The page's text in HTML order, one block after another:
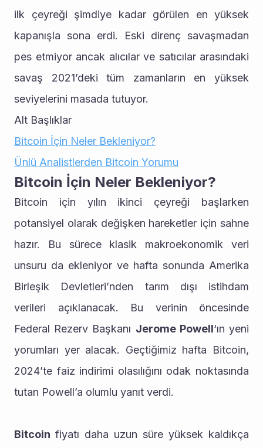
ilk çeyreği şimdiye kadar görülen en yüksek
kapanışla sona erdi. Eski direnç savaşmadan
pes etmiyor ancak alıcılar ve satıcılar arasındaki
savaş 2021’deki tüm zamanların en yüksek
seviyelerini masada tutuyor.
Alt Başlıklar
Bitcoin İçin Neler Bekleniyor?
Ünlü Analistlerden Bitcoin Yorumu
Bitcoin İçin Neler Bekleniyor?
Bitcoin için yılın ikinci çeyreği başlarken
potansiyel olarak değişken hareketler için sahne
hazır. Bu sürece klasik makroekonomik veri
unsuru da ekleniyor ve hafta sonunda Amerika
Birleşik Devletleri’nden tarım dışı istihdam
verileri açıklanacak. Bu verinin öncesinde
Federal Rezerv Başkanı Jerome Powell‘ın yeni
yorumları yer alacak. Geçtiğimiz hafta Bitcoin,
2024’te faiz indirimi olasılığını odak noktasında
tutan Powell’a olumlu yanıt verdi.
Bitcoin fiyatı daha uzun süre yüksek kaldıkça